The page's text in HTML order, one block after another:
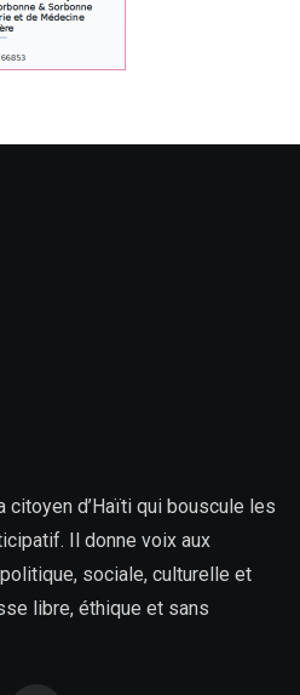
citoyen d’Haïti qui bouscule les
Il donne voix aux
sociale, culturelle et
libre, éthique et sans